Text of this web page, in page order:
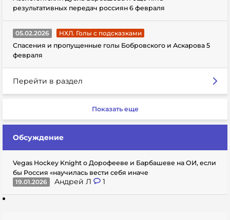
результативных передач россиян 6 февраля
05.02.2026
НХЛ. Голы с подсказками
Спасения и пропущенные голы Бобровского и Аскарова 5
февраля
Перейти в раздел
Показать еще
Обсуждение
Vegas Hockey Knight о Дорофееве и Барбашеве на ОИ, если
бы Россия «научилась вести себя иначе
19.01.2026
Андрей Л 1